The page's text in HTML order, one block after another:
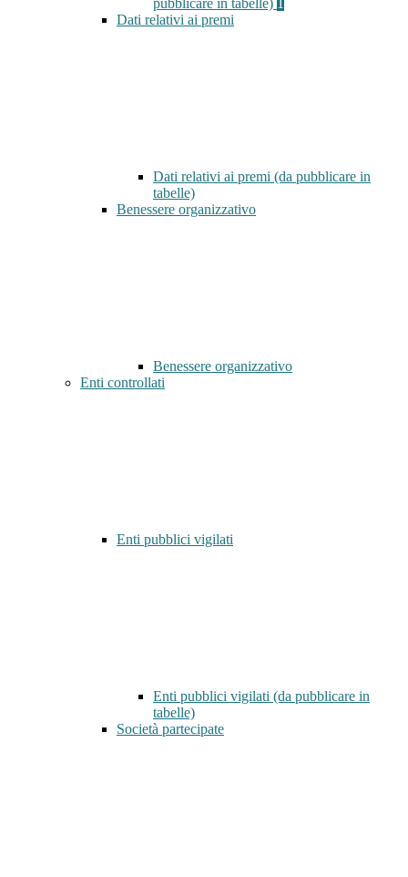
pubblicare in tabelle)
Dati relativi ai premi
Dati relativi ai premi (da pubblicare in
tabelle)
Benessere organizzativo
Benessere organizzativo
Enti controllati
Enti pubblici vigilati
Enti pubblici vigilati (da pubblicare in
tabelle)
Società partecipate